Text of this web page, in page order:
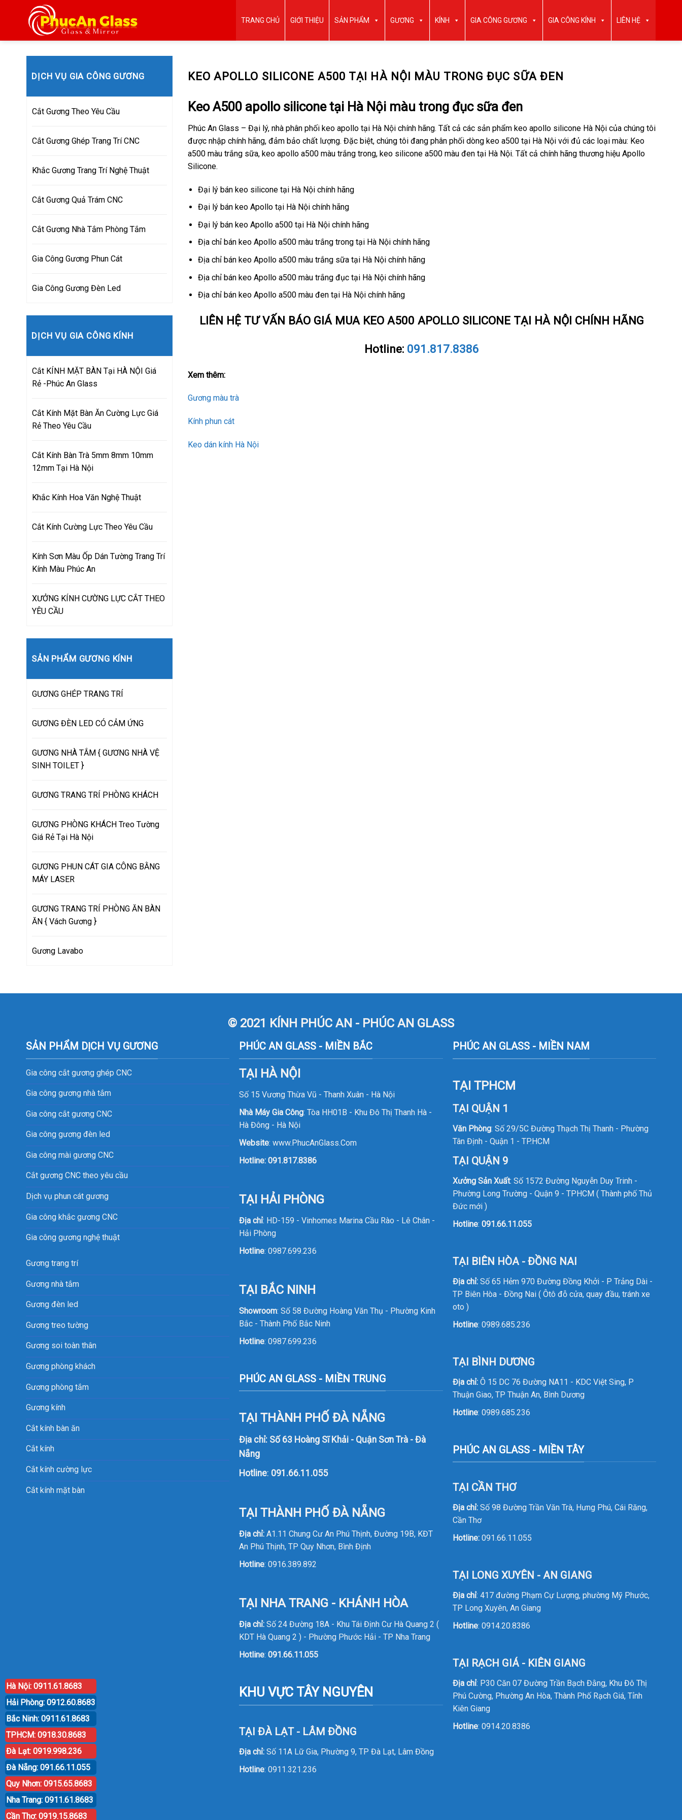
TRANG CHỦ GIỚI THIỆU SẢN PHẨM GƯƠNG KÍNH GIA CÔNG GƯƠNG GIA CÔNG KÍNH LIÊN HỆ
KEO APOLLO SILICONE A500 TẠI HÀ NỘI MÀU TRONG ĐỤC SỮA ĐEN
Keo A500 apollo silicone tại Hà Nội màu trong đục sữa đen
Phúc An Glass – Đại lý, nhà phân phối keo apollo tại Hà Nội chính hãng. Tất cả các sản phẩm keo apollo silicone Hà Nội của chúng tôi
được nhập chính hãng, đảm bảo chất lượng. Đặc biệt, chúng tôi đang phân phối dòng keo a500 tại Hà Nội với đủ các loại màu: Keo
a500 màu trắng sữa, keo apollo a500 màu trắng trong, keo silicone a500 màu đen tại Hà Nội. Tất cả chính hãng thương hiệu Apollo
Silicone.
Đại lý bán keo silicone tại Hà Nội chính hãng
Đại lý bán keo Apollo tại Hà Nội chính hãng
Đại lý bán keo Apollo a500 tại Hà Nội chính hãng
Địa chỉ bán keo Apollo a500 màu trắng trong tại Hà Nội chính hãng
Địa chỉ bán keo Apollo a500 màu trắng sữa tại Hà Nội chính hãng
Địa chỉ bán keo Apollo a500 màu trắng đục tại Hà Nội chính hãng
Địa chỉ bán keo Apollo a500 màu đen tại Hà Nội chính hãng
LIÊN HỆ TƯ VẤN BÁO GIÁ MUA KEO A500 APOLLO SILICONE TẠI HÀ NỘI CHÍNH HÃNG
Hotline: 091.817.8386
Xem thêm:
Gương màu trà
Kính phun cát
Keo dán kính Hà Nội
DỊCH VỤ GIA CÔNG GƯƠNG
Cắt Gương Theo Yêu Cầu
Cắt Gương Ghép Trang Trí CNC
Khắc Gương Trang Trí Nghệ Thuật
Cắt Gương Quả Trám CNC
Cắt Gương Nhà Tắm Phòng Tắm
Gia Công Gương Phun Cát
Gia Công Gương Đèn Led
DỊCH VỤ GIA CÔNG KÍNH
Cắt KÍNH MẶT BÀN Tại HÀ NỘI Giá
Rẻ -Phúc An Glass
Cắt Kính Mặt Bàn Ăn Cường Lực Giá
Rẻ Theo Yêu Cầu
Cắt Kính Bàn Trà 5mm 8mm 10mm
12mm Tại Hà Nội
Khắc Kính Hoa Văn Nghệ Thuật
Cắt Kính Cường Lực Theo Yêu Cầu
Kính Sơn Màu Ốp Dán Tường Trang Trí
Kính Màu Phúc An
XƯỞNG KÍNH CƯỜNG LỰC CẮT THEO
YÊU CẦU
SẢN PHẨM GƯƠNG KÍNH
GƯƠNG GHÉP TRANG TRÍ
GƯƠNG ĐÈN LED CÓ CẢM ỨNG
GƯƠNG NHÀ TẮM { GƯƠNG NHÀ VỆ
SINH TOILET }
GƯƠNG TRANG TRÍ PHÒNG KHÁCH
GƯƠNG PHÒNG KHÁCH Treo Tường
Giá Rẻ Tại Hà Nội
GƯƠNG PHUN CÁT GIA CÔNG BẰNG
MÁY LASER
GƯƠNG TRANG TRÍ PHÒNG ĂN BÀN
ĂN { Vách Gương }
Gương Lavabo
© 2021 KÍNH PHÚC AN - PHÚC AN GLASS
SẢN PHẨM DỊCH VỤ GƯƠNG
Gia công cắt gương ghép CNC
Gia công gương nhà tắm
Gia công cắt gương CNC
Gia công gương đèn led
Gia công mài gương CNC
Cắt gương CNC theo yêu cầu
Dịch vụ phun cát gương
Gia công khắc gương CNC
Gia công gương nghệ thuật
Gương trang trí
Gương nhà tắm
Gương đèn led
Gương treo tường
Gương soi toàn thân
Gương phòng khách
Gương phòng tắm
Gương kính
Cắt kính bàn ăn
Cắt kính
Cắt kính cường lực
Cắt kính mặt bàn
PHÚC AN GLASS - MIỀN BẮC
TẠI HÀ NỘI
Số 15 Vương Thừa Vũ - Thanh Xuân - Hà Nội
Nhà Máy Gia Công: Tòa HH01B - Khu Đô Thị Thanh Hà -
Hà Đông - Hà Nội
Website:www.PhucAnGlass.Com
Hotline:091.817.8386
TẠI HẢI PHÒNG
Địa chỉ: HD-159 - Vinhomes Marina Cầu Rào - Lê Chân -
Hải Phòng
Hotline:0987.699.236
TẠI BẮC NINH
Showroom: Số 58 Đường Hoàng Văn Thụ - Phường Kinh
Bắc - Thành Phố Bắc Ninh
Hotline:0987.699.236
PHÚC AN GLASS - MIỀN TRUNG
TẠI THÀNH PHỐ ĐÀ NẴNG
Địa chỉ: Số 63 Hoàng Sĩ Khải - Quận Sơn Trà - Đà
Nẵng
Hotline: 091.66.11.055
TẠI THÀNH PHỐ ĐÀ NẴNG
Địa chỉ: A1.11 Chung Cư An Phú Thịnh, Đường 19B, KĐT
An Phú Thịnh, TP Quy Nhơn, Bình Định
Hotline:0916.389.892
TẠI NHA TRANG - KHÁNH HÒA
Địa chỉ:Số 24 Đường 18A - Khu Tái Định Cư Hà Quang 2 (
KDT Hà Quang 2 ) - Phường Phước Hải - TP Nha Trang
Hotline:091.66.11.055
KHU VỰC TÂY NGUYÊN
TẠI ĐÀ LẠT - LÂM ĐỒNG
Địa chỉ: Số 11A Lữ Gia, Phường 9, TP Đà Lạt, Lâm Đồng
Hotline:0911.321.236
PHÚC AN GLASS - MIỀN NAM
TẠI TPHCM
TẠI QUẬN 1
Văn Phòng: Số 29/5C Đường Thạch Thị Thanh - Phường
Tân Định - Quận 1 - TP.HCM
TẠI QUẬN 9
Xưởng Sản Xuất: Số 1572 Đường Nguyễn Duy Trinh -
Phường Long Trường - Quận 9 - TPHCM ( Thành phố Thủ
Đức mới )
Hotline:091.66.11.055
TẠI BIÊN HÒA - ĐỒNG NAI
Địa chỉ: Số 65 Hẻm 970 Đường Đồng Khởi - P Trảng Dài -
TP Biên Hòa - Đồng Nai ( Ôtô đỗ cửa, quay đầu, tránh xe
oto )
Hotline:0989.685.236
TẠI BÌNH DƯƠNG
Địa chỉ: Ô 15 DC 76 Đường NA11 - KDC Việt Sing, P
Thuận Giao, TP Thuận An, Bình Dương
Hotline:0989.685.236
PHÚC AN GLASS - MIỀN TÂY
TẠI CẦN THƠ
Địa chỉ: Số 98 Đường Trần Văn Trà, Hưng Phú, Cái Răng,
Cần Thơ
Hotline: 091.66.11.055
TẠI LONG XUYÊN - AN GIANG
Địa chỉ: 417 đường Phạm Cự Lượng, phường Mỹ Phước,
TP Long Xuyên, An Giang
Hotline:0914.20.8386
TẠI RẠCH GIÁ - KIÊN GIANG
Địa chỉ: P30 Căn 07 Đường Trần Bạch Đằng, Khu Đô Thị
Phú Cường, Phường An Hòa, Thành Phố Rạch Giá, Tỉnh
Kiên Giang
Hotline:0914.20.8386
Hà Nội: 0911.61.8683
Hải Phòng: 0912.60.8683
Bắc Ninh: 0911.61.8683
TPHCM: 0918.30.8683
Đà Lạt: 0919.998.236
Đà Nẵng: 091.66.11.055
Quy Nhơn: 0915.65.8683
Nha Trang: 0911.61.8683
Cần Thơ: 0919.15.8683